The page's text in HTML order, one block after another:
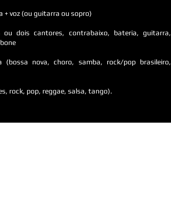
voz (ou guitarra ou sopro)
dois cantores, contrabaixo, bateria, guitarra,
(bossa nova, choro, samba, rock/pop brasileiro,
rock, pop, reggae, salsa, tango).